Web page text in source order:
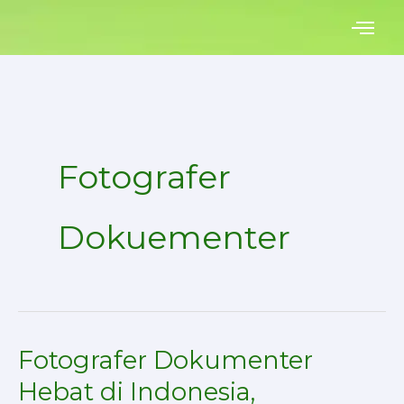
content
Fotografer
Dokuementer
Fotografer Dokumenter
Hebat di Indonesia,
Fotografer
Dokumenter